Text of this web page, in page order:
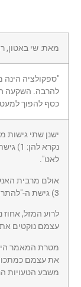
מאת: שי באטון,
"ספקולציה
להרבה. השקעה
כסף להפוך למעט".4 גישות של
ישנן שתי גישות
לאט".
אולם מרבית
3) גישת ה-"להתרושש לאט", ו-4) גישת ה-"להתרושש במהירות".
לרוע המזל, אחוז
עצמם נוקטים את
מטרת המאמר
את עצמם
משבע הטעויות